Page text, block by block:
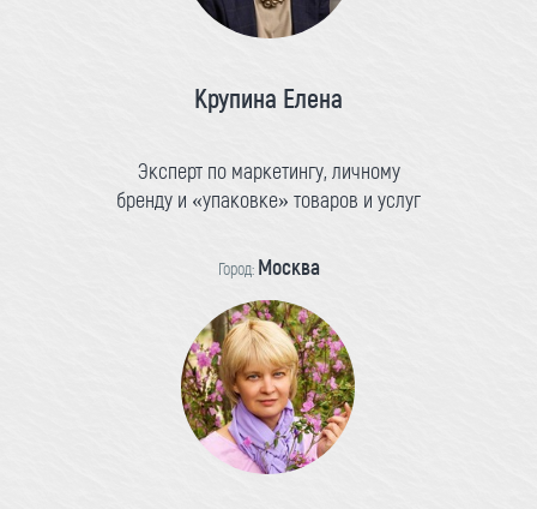
Крупина Елена
Эксперт по маркетингу, личному
бренду и «упаковке» товаров и услуг
Город: Москва